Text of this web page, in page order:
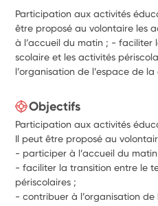
Participation aux activités
être proposé au volontaire les
à l’accueil du matin ; - faciliter
scolaire et les activités
l’organisation de l’espace de la
Objectifs
Participation aux activités
Il peut être proposé au
- participer à l’accueil du
-faciliter la transition entre le
périscolaires ;
-contribuer à l’organisation de